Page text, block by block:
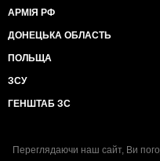
АРМІЯ РФ
ДОНЕЦЬКА ОБЛАСТЬ
ПОЛЬЩА
ЗСУ
ГЕНШТАБ ЗС
Переглядаючи наш сайт, Ви